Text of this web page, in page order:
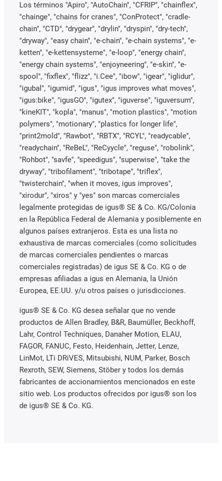
Los términos "Apiro", "AutoChain", "CFRIP", "chainflex",
"chainge", "chains for cranes", "ConProtect", "cradle-
chain", "CTD", "drygear", "drylin", "dryspin", "dry-tech",
"dryway", "easy chain", "e-chain", "e-chain systems", "e-
ketten", "e-kettensysteme", "e-loop", "energy chain",
"energy chain systems", "enjoyneering", "e-skin", "e-
spool", "fixflex", "flizz", "i.Cee", "ibow", "igear", "iglidur",
"igubal", "igumid", "igus", "igus improves what moves",
"igus:bike", "igusGO", "igutex", "iguverse", "iguversum",
"kineKIT", "kopla", "manus", "motion plastics", "motion
polymers", "motionary", "plastics for longer life",
"print2mold", "Rawbot", "RBTX", "RCYL", "readycable",
"readychain", "ReBeL", "ReCyycle", "reguse", "robolink",
"Rohbot", "savfe", "speedigus", "superwise", "take the
dryway", "tribofilament", "tribotape", "triflex",
"twisterchain", "when it moves, igus improves",
"xirodur", "xiros" y "yes" son marcas comerciales
legalmente protegidas de igus® SE & Co. KG/Colonia
en la República Federal de Alemania y posiblemente en
algunos países extranjeros. Esta es una lista no
exhaustiva de marcas comerciales (como solicitudes
de marcas comerciales pendientes o marcas
comerciales registradas) de igus SE & Co. KG o de
empresas afiliadas a igus en Alemania, la Unión
Europea, EE.UU. y/u otros países o jurisdicciones.
igus® SE & Co. KG desea señalar que no vende
productos de Allen Bradley, B&R, Baumüller, Beckhoff,
Lahr, Control Techniques, Danaher Motion, ELAU,
FAGOR, FANUC, Festo, Heidenhain, Jetter, Lenze,
LinMot, LTi DRiVES, Mitsubishi, NUM, Parker, Bosch
Rexroth, SEW, Siemens, Stöber y todos los demás
fabricantes de accionamientos mencionados en este
sitio web. Los productos ofrecidos por igus® son los
de igus® SE & Co. KG.